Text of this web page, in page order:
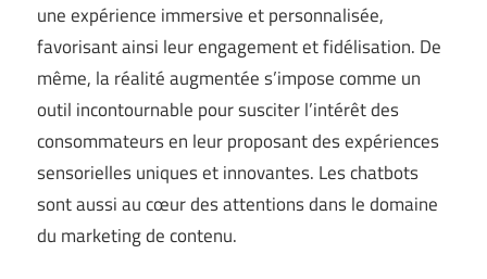
une expérience immersive et personnalisée,
favorisant ainsi leur engagement et fidélisation. De
même, la réalité augmentée s’impose comme un
outil incontournable pour susciter l’intérêt des
consommateurs en leur proposant des expériences
sensorielles uniques et innovantes. Les chatbots
sont aussi au cœur des attentions dans le domaine
du marketing de contenu.